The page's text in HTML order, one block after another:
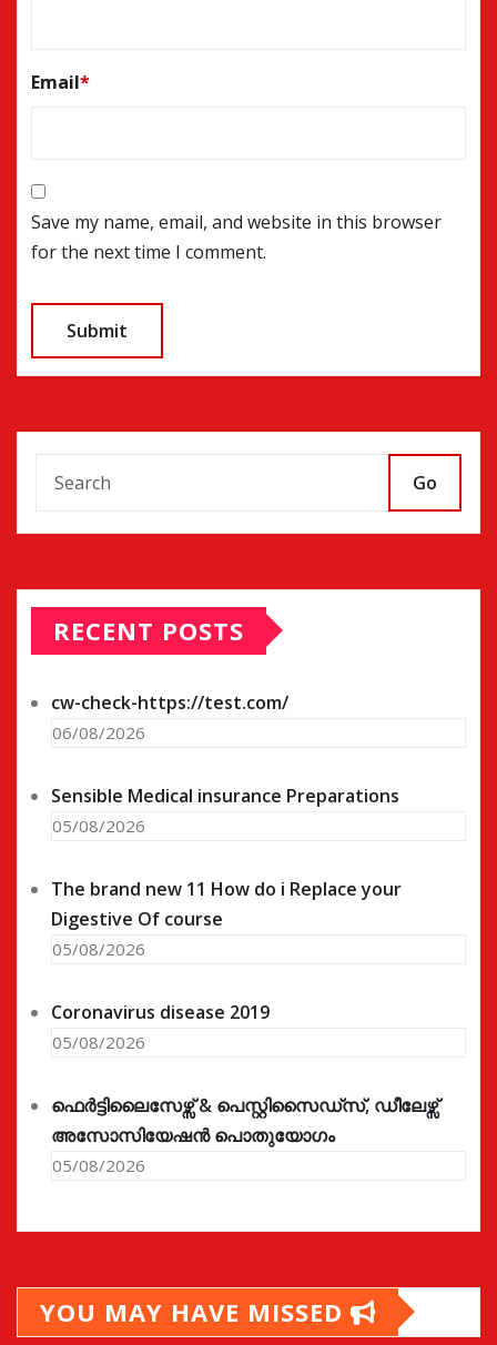
Email*
Save my name, email, and website in this browser
for the next time I comment.
Go
RECENT POSTS
cw-check-https://test.com/
06/08/2026
Sensible Medical insurance Preparations
05/08/2026
The brand new 11 How do i Replace your
Digestive Of course
05/08/2026
Coronavirus disease 2019
05/08/2026
ഫെർട്ടിലൈസേഴ്സ് & പെസ്റ്റിസൈഡ്സ്, ഡീലേഴ്സ്
അസോസിയേഷൻ പൊതുയോഗം
05/08/2026
YOU MAY HAVE MISSED